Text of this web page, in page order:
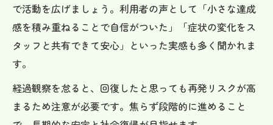
で活動を広げましょう。利用者の声として「小さな達成
感を積み重ねることで自信がついた」「症状の変化をス
タッフと共有できて安心」といった実感も多く聞かれま
す。
経過観察を怠ると、回復したと思っても再発リスクが高
まるため注意が必要です。焦らず段階的に進めること